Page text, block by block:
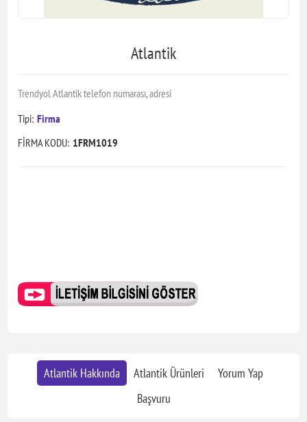
Atlantik
Trendyol Atlantik telefon numarası, adresi
Tipi: Firma
FİRMA KODU: 1FRM1019
Atlantik Hakkında Atlantik Ürünleri
Yorum Yap
Başvuru